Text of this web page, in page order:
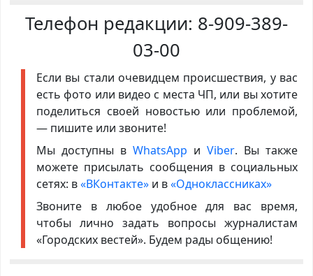
Телефон редакции: 8-909-389-
03-00
Если вы стали очевидцем происшествия, у вас
есть фото или видео с места ЧП, или вы хотите
поделиться своей новостью или проблемой,
— пишите или звоните!
Мы доступны в WhatsApp иViber. Вы также
можете присылать сообщения в социальных
сетях: в«ВКонтакте»и в«Одноклассниках»
Звоните в любое удобное для вас время,
чтобы лично задать вопросы журналистам
«Городских вестей». Будем рады общению!